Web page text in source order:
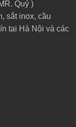
Quý )
sắt inox, cầu
tại Hà Nội và các